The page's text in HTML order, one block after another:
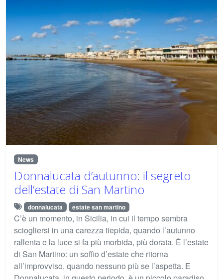
News
Donnalucata d’autunno: il segreto
dell’estate di San Martino
donnalucata estate san martino
C’è un momento, in Sicilia, in cui il tempo sembra
sciogliersi in una carezza tiepida, quando l’autunno
rallenta e la luce si fa più morbida, più dorata. È l’estate
di San Martino: un soffio d’estate che ritorna
all’improvviso, quando nessuno più se l’aspetta. E